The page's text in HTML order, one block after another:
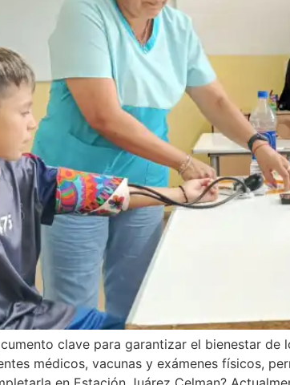
clave para garantizar el bienestar
médicos, vacunas y exámenes físicos,